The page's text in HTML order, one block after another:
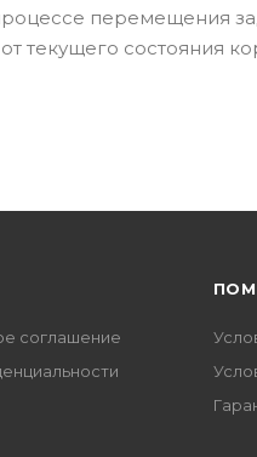
перемещения
текущего состояния
соглашение